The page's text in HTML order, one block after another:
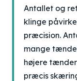
Antallet og
klinge
præcision.
mange
højere
præcis